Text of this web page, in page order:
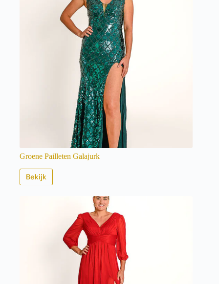
Groene Pailleten Galajurk
Bekijk